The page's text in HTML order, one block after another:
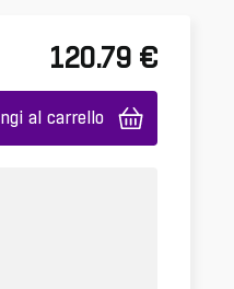
120.79 €
al carrello